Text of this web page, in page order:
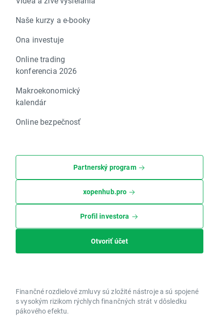
Naše kurzy a e-booky
Ona investuje
Online trading
konferencia 2026
Makroekonomický
kalendár
Online bezpečnosť
Partnerský program
xopenhub.pro
Profil investora
Otvoriť účet
Finančné rozdielové zmluvy sú zložité nástroje a sú spojené
s vysokým rizikom rýchlych finančných strát v dôsledku
pákového efektu.